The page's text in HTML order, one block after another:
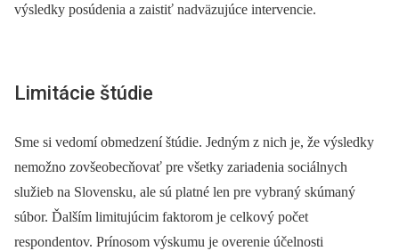
výsledky posúdenia a zaistiť nadväzujúce intervencie.
Limitácie štúdie
Sme si vedomí obmedzení štúdie. Jedným z nich je, že výsledky
nemožno zovšeobecňovať pre všetky zariadenia sociálnych
služieb na Slovensku, ale sú platné len pre vybraný skúmaný
súbor. Ďalším limitujúcim faktorom je celkový počet
respondentov. Prínosom výskumu je overenie účelnosti